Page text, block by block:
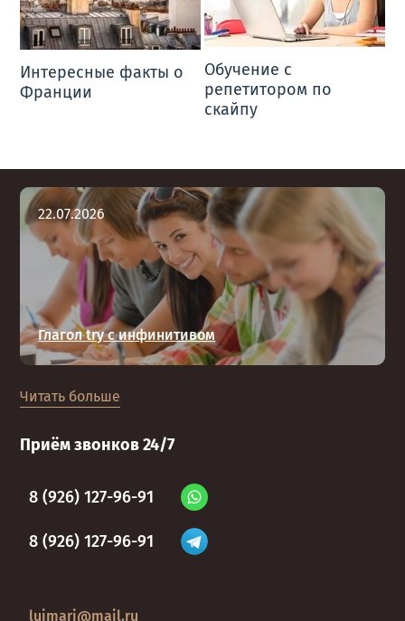
Интересные факты о
Франции
Обучение с
репетитором по
скайпу
Читать больше
22.07.2026
Глагол try с инфинитивом
Приём звонков 24/7
8 (926) 127-96-91
8 (926) 127-96-91
luimari@mail.ru